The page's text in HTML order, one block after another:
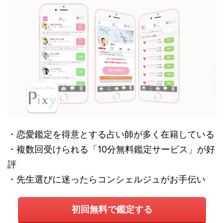
・恋愛鑑定を得意とする占い師が多く在籍している
・複数回受けられる「10分無料鑑定サービス」が好
評
・先生選びに迷ったらコンシェルジュがお手伝い
初回無料で鑑定する